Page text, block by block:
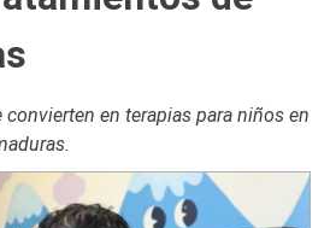
en terapias para niños en